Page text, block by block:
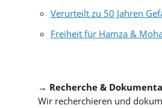
Verurteilt zu 50 Jahren
Freiheit für Hamza &
→ Recherche &
Wir recherchieren und